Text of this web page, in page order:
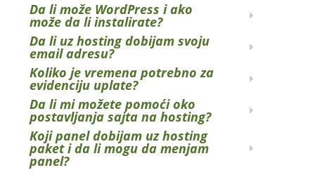
Da li može WordPress i ako
može da li instalirate?
Da li uz hosting dobijam svoju
email adresu?
Koliko je vremena potrebno za
evidenciju uplate?
Da li mi možete pomoći oko
postavljanja sajta na hosting?
Koji panel dobijam uz hosting
paket i da li mogu da menjam
panel?